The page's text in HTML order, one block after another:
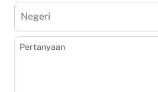
Negeri
Pertanyaan